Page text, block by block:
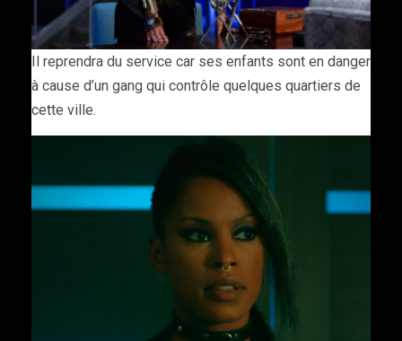
Il reprendra du service car ses enfants sont en danger
à cause d’un gang qui contrôle quelques quartiers de
cette ville.